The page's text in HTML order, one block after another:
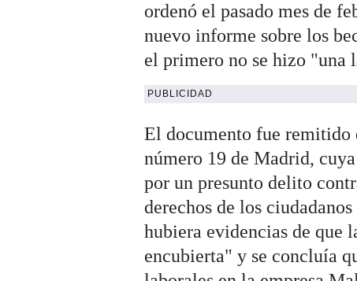
ordenó el pasado mes de
nuevo informe sobre los
el primero no se hizo "una
PUBLICIDAD
El documento fue remitido
número 19 de Madrid,
por un presunto delito
derechos de los
hubiera evidencias de que
encubierta" y se concluía